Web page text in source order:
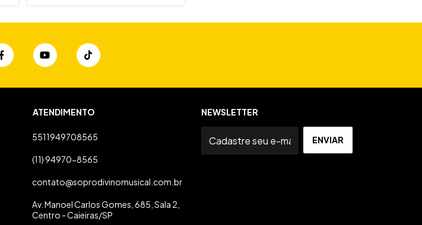
ATENDIMENTO
5511949708565
(11) 94970-8565
contato@soprodivinomusical.com.br
Av. Manoel Carlos Gomes, 685, Sala 2,
Centro - Caieiras/SP
NEWSLETTER